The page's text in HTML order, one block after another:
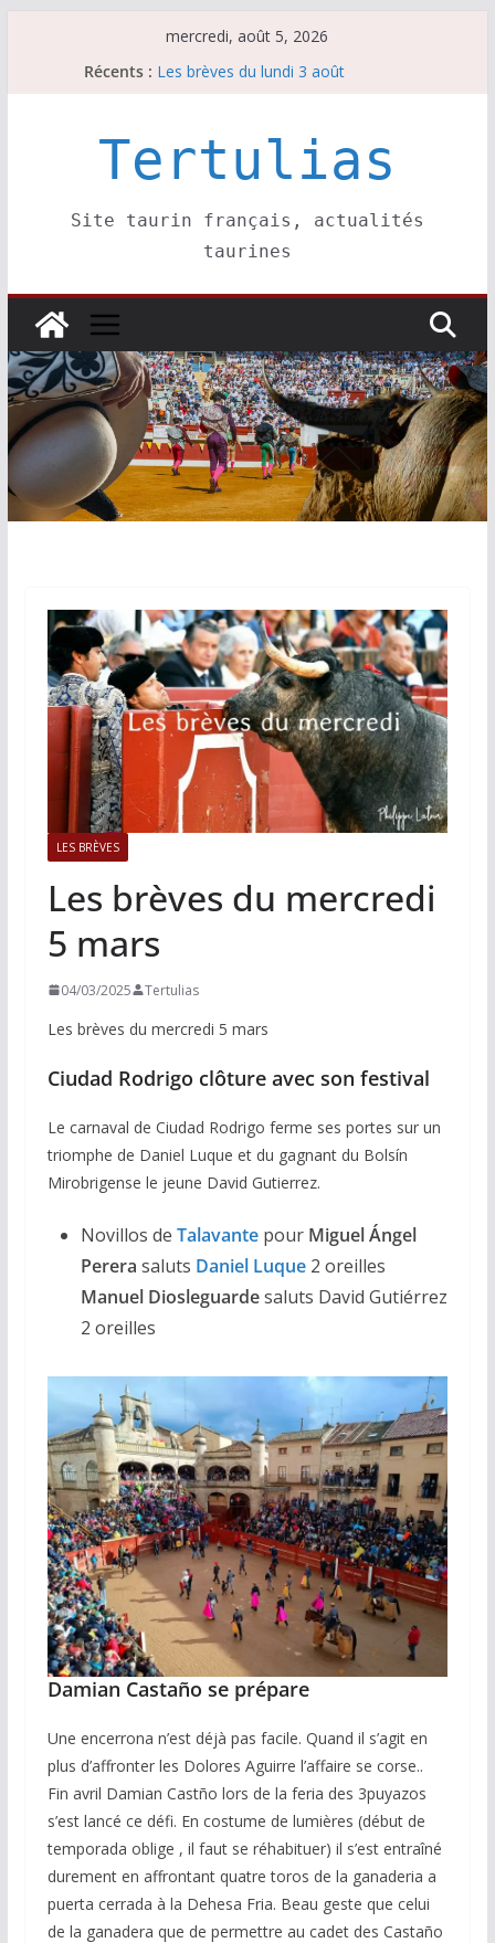
mercredi, août 5, 2026
Récents : Les brèves du lundi 3 août
Les brèves du mardi 4 août
La Sokamuturra de Pasai Donibane
Tertulias
Site taurin français, actualités
taurines
LES BRÈVES
Les brèves du mercredi
5 mars
04/03/2025 Tertulias
Les brèves du mercredi 5 mars
Ciudad Rodrigo clôture avec son festival
Le carnaval de Ciudad Rodrigo ferme ses portes sur un
triomphe de Daniel Luque et du gagnant du Bolsín
Mirobrigense le jeune David Gutierrez.
Novillos de Talavantepour Miguel Ángel
Perera saluts Daniel Luque2 oreilles
Manuel Diosleguardesaluts David Gutiérrez
2 oreilles
Damian Castaño se prépare
Une encerrona n’est déjà pas facile. Quand il s’agit en
plus d’affronter les Dolores Aguirre l’affaire se corse..
Fin avril Damian Castño lors de la feria des 3puyazos
s’est lancé ce défi. En costume de lumières (début de
temporada oblige , il faut se réhabituer) il s’est entraîné
durement en affrontant quatre toros de la ganaderia a
puerta cerrada à la Dehesa Fria. Beau geste que celui
de la ganadera que de permettre au cadet des Castaño